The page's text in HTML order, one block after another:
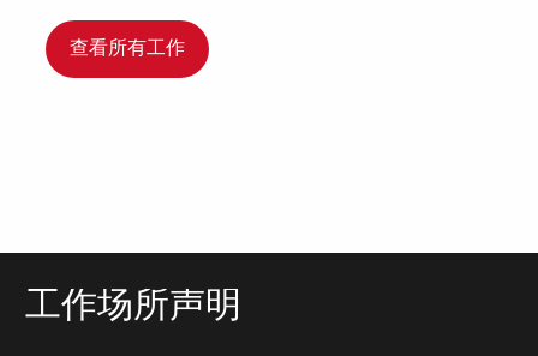
查看所有工作
工作场所声明